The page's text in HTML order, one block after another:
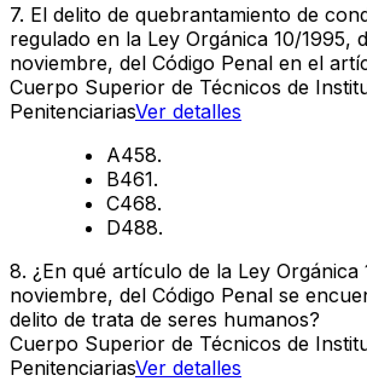
7. El delito de quebrantamiento de
regulado en la Ley Orgánica 10/1995,
noviembre, del Código Penal en el
Cuerpo Superior de Técnicos de
PenitenciariasVer detalles
A458.
B461.
C468.
D488.
8. ¿En qué artículo de la Ley Orgánica
noviembre, del Código Penal se
delito de trata de seres humanos?
Cuerpo Superior de Técnicos de
PenitenciariasVer detalles